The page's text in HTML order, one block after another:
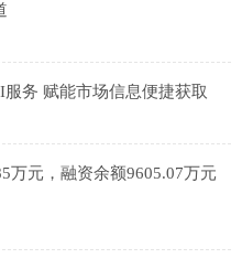
务 赋能市场信息便捷获取
万元，融资余额9605.07万元